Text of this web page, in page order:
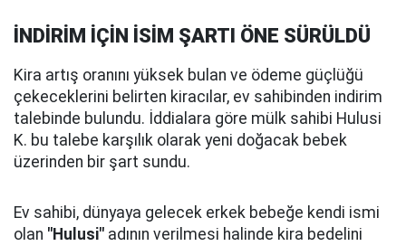
İNDİRİM İÇİN İSİM ŞARTI ÖNE SÜRÜLDÜ
Kira artış oranını yüksek bulan ve ödeme güçlüğü
çekeceklerini belirten kiracılar, ev sahibinden indirim
talebinde bulundu. İddialara göre mülk sahibi Hulusi
K. bu talebe karşılık olarak yeni doğacak bebek
üzerinden bir şart sundu.
Ev sahibi, dünyaya gelecek erkek bebeğe kendi ismi
olan "Hulusi" adının verilmesi halinde kira bedelini